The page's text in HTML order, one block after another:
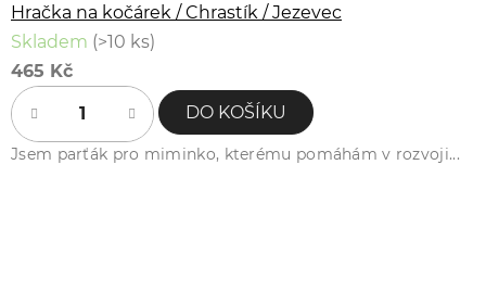
Hračka na kočárek / Chrastík / Jezevec
Skladem (>10 ks)
465 Kč
DO KOŠÍKU
Jsem parťák pro miminko, kterému pomáhám v rozvoji...